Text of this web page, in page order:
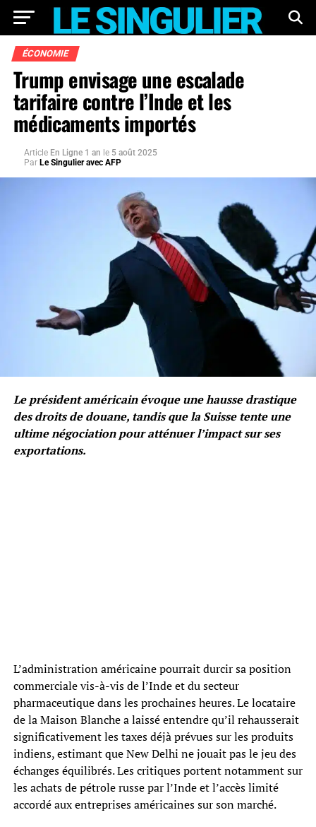
ÉCONOMIE
Trump envisage une escalade
tarifaire contre l’Inde et les
médicaments importés
Article En Ligne 1 an le 5 août 2025
Par Le Singulier avec AFP
Le président américain évoque une hausse drastique
des droits de douane, tandis que la Suisse tente une
ultime négociation pour atténuer l’impact sur ses
exportations.
L’administration américaine pourrait durcir sa position
commerciale vis-à-vis de l’Inde et du secteur
pharmaceutique dans les prochaines heures. Le locataire
de la Maison Blanche a laissé entendre qu’il rehausserait
significativement les taxes déjà prévues sur les produits
indiens, estimant que New Delhi ne jouait pas le jeu des
échanges équilibrés. Les critiques portent notamment sur
les achats de pétrole russe par l’Inde et l’accès limité
accordé aux entreprises américaines sur son marché.